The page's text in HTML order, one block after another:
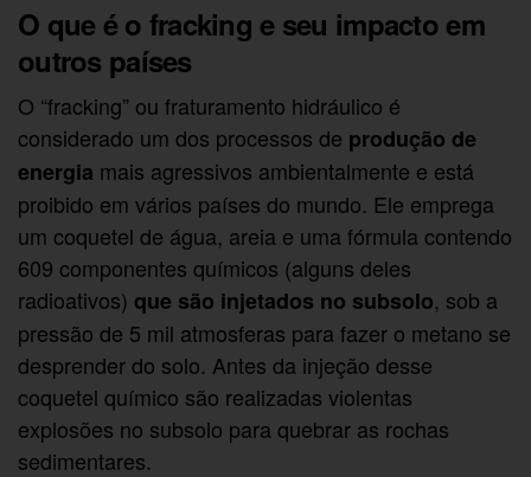
O que é o fracking e seu impacto em
outros países
O “fracking” ou fraturamento hidráulico é
considerado um dos processos de produção de
energia mais agressivos ambientalmente e está
proibido em vários países do mundo. Ele emprega
um coquetel de água, areia e uma fórmula contendo
609 componentes químicos (alguns deles
radioativos) que são injetados no subsolo, sob a
pressão de 5 mil atmosferas para fazer o metano se
desprender do solo. Antes da injeção desse
coquetel químico são realizadas violentas
explosões no subsolo para quebrar as rochas
sedimentares.